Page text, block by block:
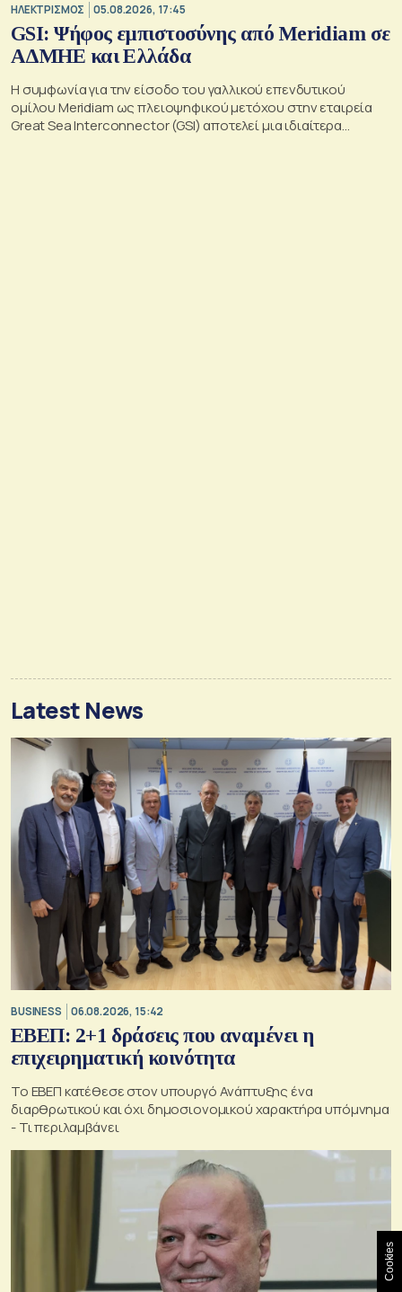
ΗΛΕΚΤΡΙΣΜΟΣ 05.08.2026, 17:45
GSI: Ψήφος εμπιστοσύνης από Meridiam σε
ΑΔΜΗΕ και Ελλάδα
Η συμφωνία για την είσοδο του γαλλικού επενδυτικού
ομίλου Meridiam ως πλειοψηφικού μετόχου στην εταιρεία
Great Sea Interconnector (GSI) αποτελεί μια ιδιαίτερα
Latest News
BUSINESS 06.08.2026, 15:42
ΕΒΕΠ: 2+1 δράσεις που αναμένει η
επιχειρηματική κοινότητα
Το ΕΒΕΠ κατέθεσε στον υπουργό Ανάπτυξης ένα
διαρθρωτικού και όχι δημοσιονομικού χαρακτήρα υπόμνημα
- Τι περιλαμβάνει
Cookies